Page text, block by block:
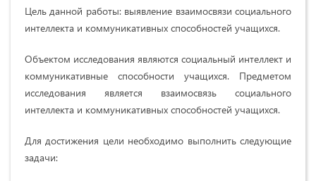
Цель данной работы: выявление взаимосвязи социального
интеллекта и коммуникативных способностей учащихся.
Объектом исследования являются социальный интеллект и
коммуникативные способности учащихся. Предметом
исследования является взаимосвязь социального
интеллекта и коммуникативных способностей учащихся.
Для достижения цели необходимо выполнить следующие
задачи: